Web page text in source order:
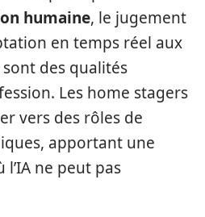
humaine, le jugement
en temps réel aux
des qualités
Les home stagers
vers des rôles de
apportant une
ne peut pas